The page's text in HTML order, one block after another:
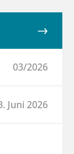
03/2026
Juni 2026